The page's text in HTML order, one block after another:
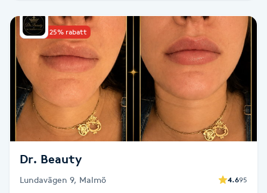
Fransfärgning
Fransförlängning
Fransförlängning Megavolym
Fransförlängning Volym
Fransrengöring
Upp till 25% rabatt
Dr. Beauty
Lundavägen 9, Malmö 4.695